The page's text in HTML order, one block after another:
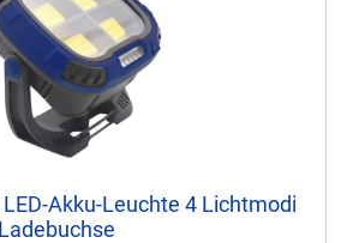
Akku-Leuchte 4 Lichtmodi